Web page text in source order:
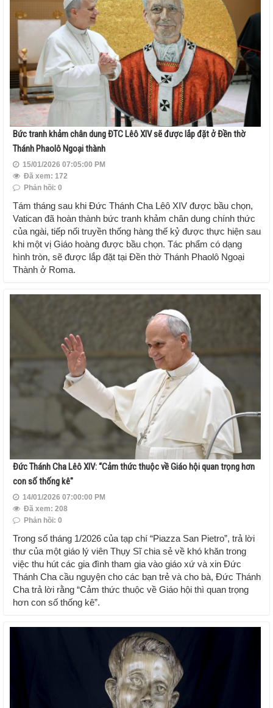
Bức tranh khảm chân dung ĐTC Lêô XIV sẽ được lắp đặt ở Đền thờ
Thánh Phaolô Ngoại thành
15/01/2026 07:05:00 PM
Đã xem: 172
Phản hồi: 0
Tám tháng sau khi Đức Thánh Cha Lêô XIV được bầu chọn,
Vatican đã hoàn thành bức tranh khảm chân dung chính thức
của ngài, tiếp nối truyền thống hàng thế kỷ được thực hiện sau
khi một vị Giáo hoàng được bầu chọn. Tác phẩm có dạng
hình tròn, sẽ được lắp đặt tại Đền thờ Thánh Phaolô Ngoại
Thành ở Roma.
Đức Thánh Cha Lêô XIV: “Cảm thức thuộc về Giáo hội quan trọng hơn
con số thống kê"
14/01/2026 07:00:00 PM
Đã xem: 208
Phản hồi: 0
Trong số tháng 1/2026 của tạp chí “Piazza San Pietro”, trả lời
thư của một giáo lý viên Thụy Sĩ chia sẻ về khó khăn trong
việc thu hút các gia đình tham gia vào giáo xứ và xin Đức
Thánh Cha cầu nguyện cho các bạn trẻ và cho bà, Đức Thánh
Cha trả lời rằng “Cảm thức thuộc về Giáo hội thì quan trọng
hơn con số thống kê”.